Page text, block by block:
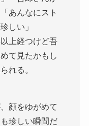
あんなにスト
しい」
上経つけど吾
て見たかもし
れる。
顔をゆがめて
珍しい瞬間だ